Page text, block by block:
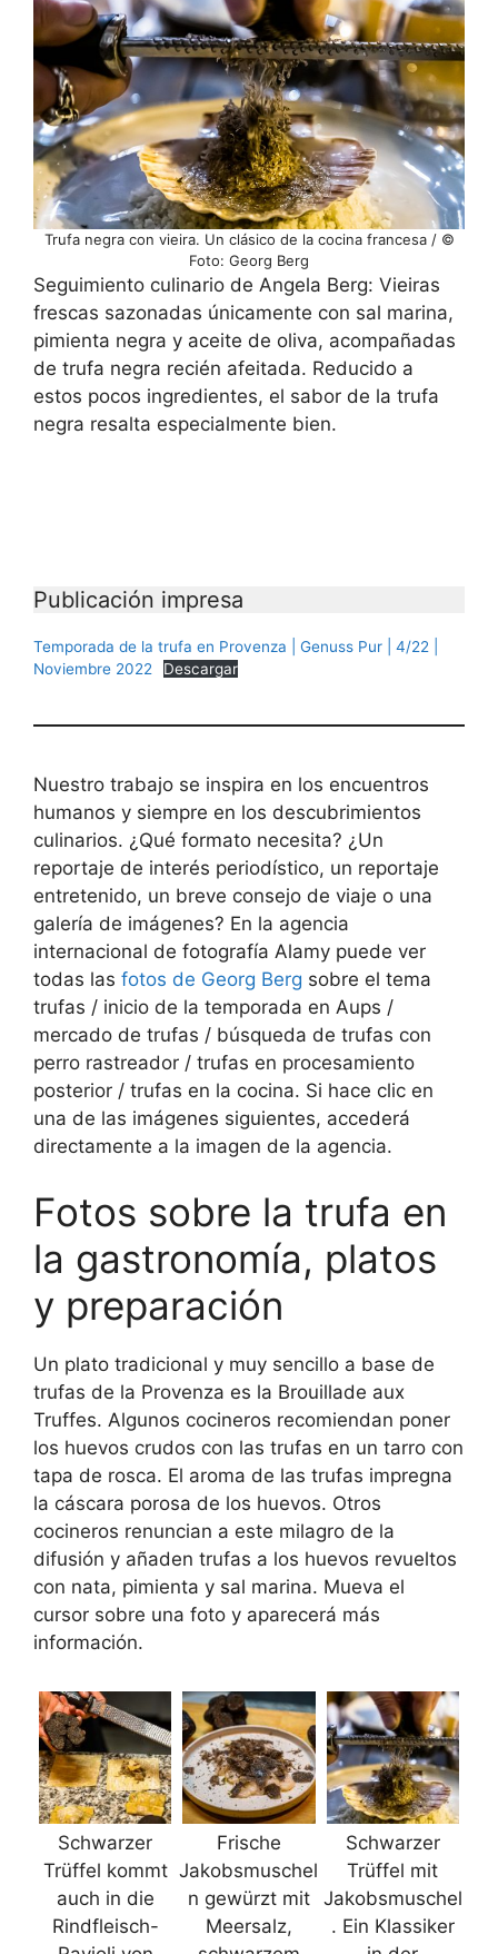
Trufa negra con vieira. Un clásico de la cocina francesa / ©
Foto: Georg Berg
Seguimiento culinario de Angela Berg: Vieiras
frescas sazonadas únicamente con sal marina,
pimienta negra y aceite de oliva, acompañadas
de trufa negra recién afeitada. Reducido a
estos pocos ingredientes, el sabor de la trufa
negra resalta especialmente bien.
Publicación impresa
Temporada de la trufa en Provenza | Genuss Pur | 4/22 |
Noviembre 2022
Descargar
Nuestro trabajo se inspira en los encuentros
humanos y siempre en los descubrimientos
culinarios. ¿Qué formato necesita? ¿Un
reportaje de interés periodístico, un reportaje
entretenido, un breve consejo de viaje o una
galería de imágenes? En la agencia
internacional de fotografía Alamy puede ver
todas las fotos de Georg Berg sobre el tema
trufas / inicio de la temporada en Aups /
mercado de trufas / búsqueda de trufas con
perro rastreador / trufas en procesamiento
posterior / trufas en la cocina. Si hace clic en
una de las imágenes siguientes, accederá
directamente a la imagen de la agencia.
Fotos sobre la trufa en
la gastronomía, platos
y preparación
Un plato tradicional y muy sencillo a base de
trufas de la Provenza es la Brouillade aux
Truffes. Algunos cocineros recomiendan poner
los huevos crudos con las trufas en un tarro con
tapa de rosca. El aroma de las trufas impregna
la cáscara porosa de los huevos. Otros
cocineros renuncian a este milagro de la
difusión y añaden trufas a los huevos revueltos
con nata, pimienta y sal marina. Mueva el
cursor sobre una foto y aparecerá más
información.
Schwarzer
Trüffel kommt
auch in die
Rindfleisch-
Frische
Jakobsmuschel
n gewürzt mit
Meersalz,
Schwarzer
Trüffel mit
Jakobsmuschel
. Ein Klassiker